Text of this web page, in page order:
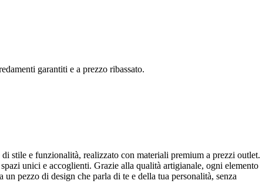
garantiti e a prezzo ribassato.
stile e funzionalità, realizzato con materiali premium a prezzi outlet.
unici e accoglienti. Grazie alla qualità artigianale, ogni elemento
pezzo di design che parla di te e della tua personalità, senza